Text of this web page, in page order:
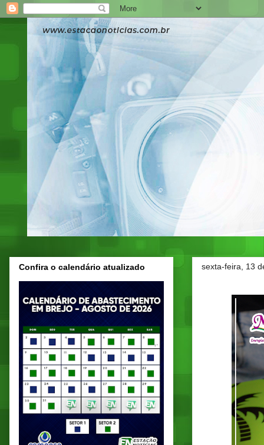
sexta-feira, 13
Confira o calendário atualizado